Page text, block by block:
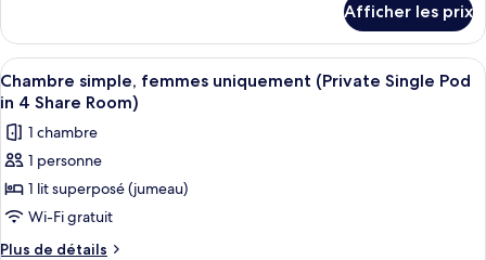
Dortoir
partagé
(Private
Single
Pod
in
4
Share
Room)
Dortoir
partagé
(Private
Single
in
4
Share
Room)
Afficher les prix
Afficher
toutes
les
photos
pour
ce
type
de
Une personne vêtue d’une robe
6
Chambre simple, femmes uniquement (Private Single Pod
in 4 Share Room)
1 chambre
1 personne
1 lit superposé (jumeau)
Wi-Fi gratuit
Plus de détails
Plus